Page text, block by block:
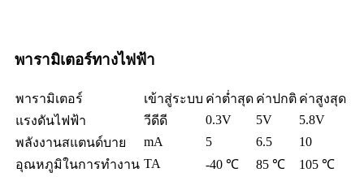
พารามิเตอร์ทางไฟฟ้า
พารามิเตอร์ เข้าสู่ระบบ ค่าต่ำสุด ค่าปกติ ค่าสูงสุด
แรงดันไฟฟ้า
วีดีดี 0.3V 5V
5.8V
พลังงานสแตนด์บาย
mA 5 6.5
10
อุณหภูมิในการทำงาน TA -40 ℃ 85 ℃ 105 ℃